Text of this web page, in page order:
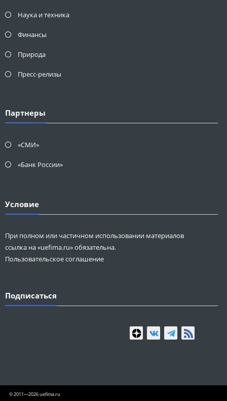
Наука и техника
Финансы
Природа
Пресс-релизы
Партнеры
«СМИ»
«Банк России»
Условие
При полном или частичном использовании материалов
ссылка на «uefima.ru» обязательна.
Пользовательское соглашение
Подписаться
© 2011—2026 uefima.ru